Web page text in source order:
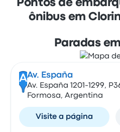
Pontos de
ônibus em
Paradas
AAv. España
Av. España 1201-1299,
Formosa, Argentina
Visite a página